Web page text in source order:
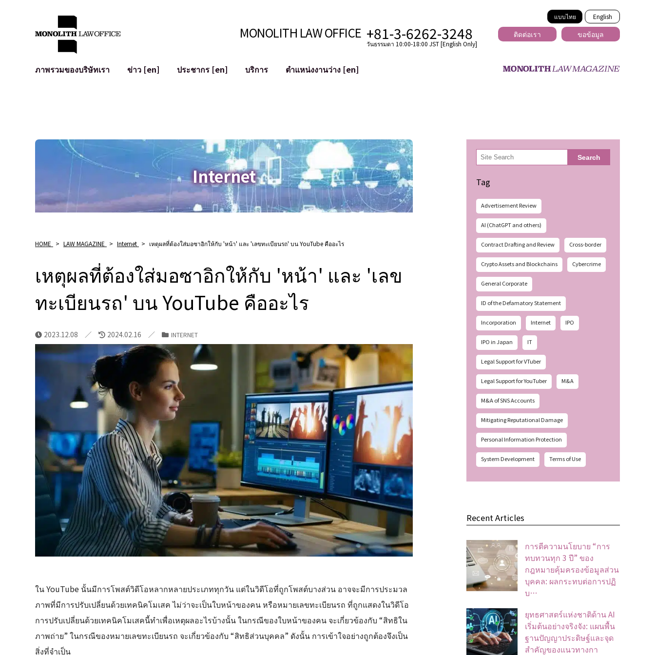
แบบไทย English
MONOLITH LAW OFFICE +81-3-6262-3248
วันธรรมดา 10:00-18:00 JST [English Only]
ติดต่อเรา ขอข้อมูล
ภาพรวมของบริษัทเรา
ข่าว [en] ประชากร [en]
บริการ
การป้องกันข้อมูลส่วนบุคคล
การตรวจสอบโฆษณา
AI (ChatGPT ฯลฯ)
อาชญากรรมไซเบอร์
การบรรเทาความเสียหายต่อชื่อเสียง
การระบุตัวตนของคำกล่าวหาที่เป็นการใส่ร้าย
ตำแหน่งงานว่าง [en]
Internet
HOME > LAW MAGAZINE > Internet > เหตุผลที่ต้องใส่มอซาอิกให้กับ 'หน้า' และ 'เลขทะเบียนรถ' บน YouTube คืออะไร
เหตุผลที่ต้องใส่มอซาอิกให้กับ 'หน้า' และ 'เลข
ทะเบียนรถ' บน YouTube คืออะไร
2023.12.08 2024.02.16 INTERNET
ใน YouTube นั้นมีการโพสต์วิดีโอหลากหลายประเภททุกวัน แต่ในวิดีโอที่ถูกโพสต์บางส่วน อาจจะมีการประมวล
ภาพที่มีการปรับเปลี่ยนด้วยเทคนิคโมเสค ไม่ว่าจะเป็นใบหน้าของคน หรือหมายเลขทะเบียนรถ ที่ถูกแสดงในวิดีโอ
การปรับเปลี่ยนด้วยเทคนิคโมเสคนี้ทำเพื่อเหตุผลอะไรบ้างนั้น ในกรณีของใบหน้าของคน จะเกี่ยวข้องกับ “สิทธิใน
ภาพถ่าย” ในกรณีของหมายเลขทะเบียนรถ จะเกี่ยวข้องกับ “สิทธิส่วนบุคคล” ดังนั้น การเข้าใจอย่างถูกต้องจึงเป็น
สิ่งที่จำเป็น
検
索 Search
Tag
Advertisement Review
AI (ChatGPT and others)
Contract Drafting and Review Cross-border
Crypto Assets and Blockchains Cybercrime
General Corporate
ID of the Defamatory Statement
Incorporation Internet IPO
IPO in Japan IT
Legal Support for VTuber
Legal Support for YouTuber M&A
M&A of SNS Accounts
Mitigating Reputational Damage
Personal Information Protection
System Development Terms of Use
Recent Articles
การตีความนโยบาย “การ
ทบทวนทุก 3 ปี” ของ
กฎหมายคุ้มครองข้อมูลส่วน
บุคคล: ผลกระทบต่อการปฏิ
บ…
ยุทธศาสตร์แห่งชาติด้าน AI
เริ่มต้นอย่างจริงจัง: แผนพื้น
ฐานปัญญาประดิษฐ์และจุด
สำคัญของแนวทางกา